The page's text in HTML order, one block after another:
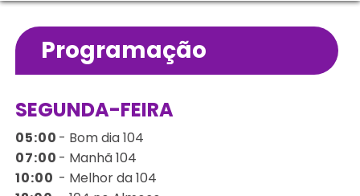
Programação
SEGUNDA-FEIRA
05:00 - Bom dia 104
07:00 - Manhã 104
10:00 - Melhor da 104